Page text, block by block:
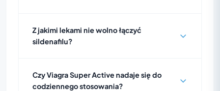
Z jakimi lekami nie wolno łączyć
sildenafilu?
Czy Viagra Super Active nadaje się do
codziennego stosowania?